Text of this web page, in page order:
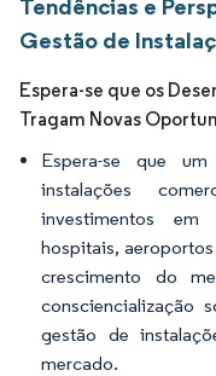
Tendências e
Gestão de
Espera-se que os
Tragam Novas
Espera-se que
instalações
investimentos
hospitais,
crescimento do
consciencialização
gestão de
mercado.